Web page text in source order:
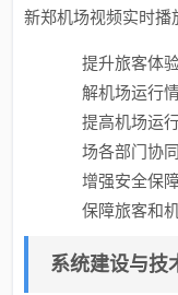
新郑机场视频实时播
提升旅客体
解机场运行
提高机场运
场各部门协
增强安全保
保障旅客和
系统建设与技